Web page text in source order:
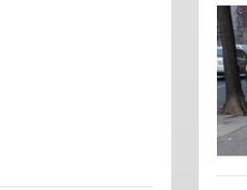
ordening